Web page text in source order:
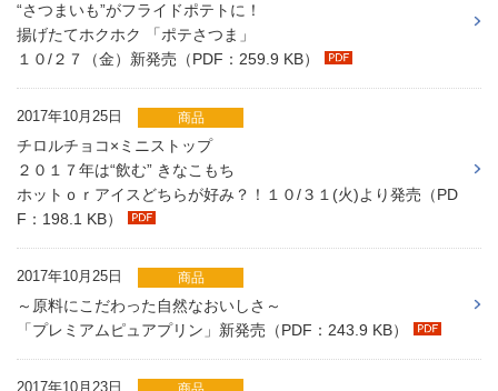
“さつまいも”がフライドポテトに！
揚げたてホクホク 「ポテさつま」
１０/２７（金）新発売（PDF：259.9 KB）
2017年10月25日 商品
チロルチョコ×ミニストップ
２０１７年は“飲む” きなこもち
ホットｏｒアイスどちらが好み？！１０/３１(火)より発売（PD
F：198.1 KB）
2017年10月25日 商品
～原料にこだわった自然なおいしさ～
「プレミアムピュアプリン」新発売（PDF：243.9 KB）
2017年10月23日